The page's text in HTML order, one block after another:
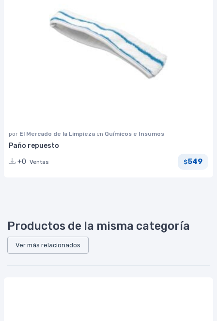
por El Mercado de la Limpieza en Químicos e Insumos
Paño repuesto
+0 Ventas $549
Productos de la misma categoría
Ver más relacionados